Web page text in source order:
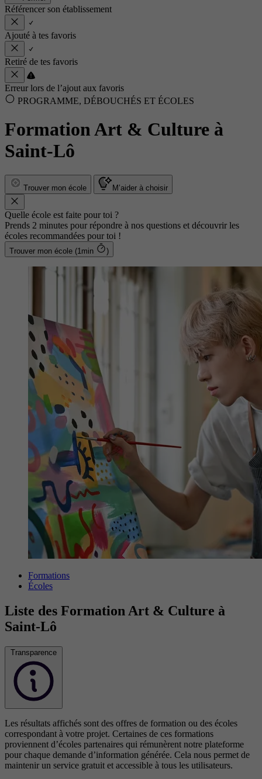
Référencer son établissement
Ajouté à tes favoris
Retiré de tes favoris
Erreur lors de l’ajout aux favoris
PROGRAMME, DÉBOUCHÉS ET ÉCOLES
Formation Art & Culture à
Saint-Lô
Trouver mon école M’aider à choisir
Quelle école est faite pour toi ?
Prends 2 minutes pour répondre à nos questions et découvrir les
écoles recommandées pour toi !
Trouver mon école (1min )
Formations
Écoles
Liste des Formation Art & Culture à
Saint-Lô
Transparence
Les résultats affichés sont des offres de formation ou des écoles
correspondant à votre projet. Certaines de ces formations
proviennent d’écoles partenaires qui rémunèrent notre plateforme
pour chaque demande d’information générée. Cela nous permet de
maintenir un service gratuit et accessible à tous les utilisateurs.